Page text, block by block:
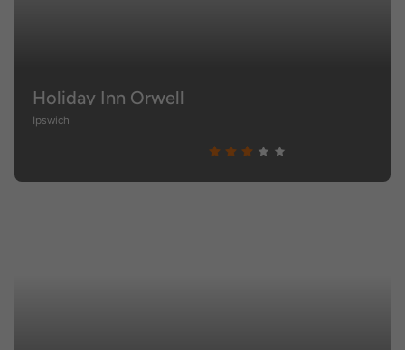
Holiday Inn Orwell
Ipswich